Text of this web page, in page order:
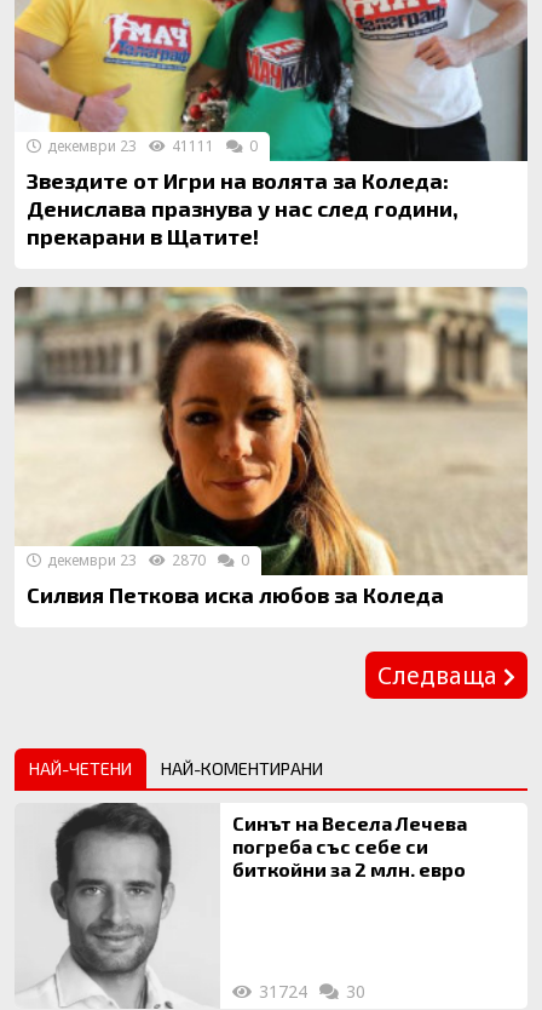
Звездите от Игри на волята за Коледа:
Денислава празнува у нас след години,
прекарани в Щатите!
декември 23 41111 0
Силвия Петкова иска любов за Коледа
декември 23 2870 0
Следваща
НАЙ-ЧЕТЕНИ НАЙ-КОМЕНТИРАНИ
Синът на Весела Лечева
погреба със себе си
биткойни за 2 млн. евро
31724 30